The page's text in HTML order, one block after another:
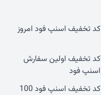
کد تخفیف اسنپ فود امروز
کد تخفیف اولین سفارش
اسنپ فود
کد تخفیف اسنپ فود 100